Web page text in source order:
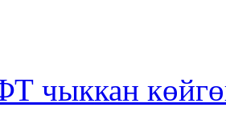
чыккан